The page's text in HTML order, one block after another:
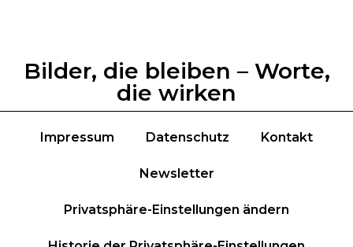
Bilder, die bleiben – Worte,
die wirken
Impressum Datenschutz Kontakt
Newsletter
Privatsphäre-Einstellungen ändern